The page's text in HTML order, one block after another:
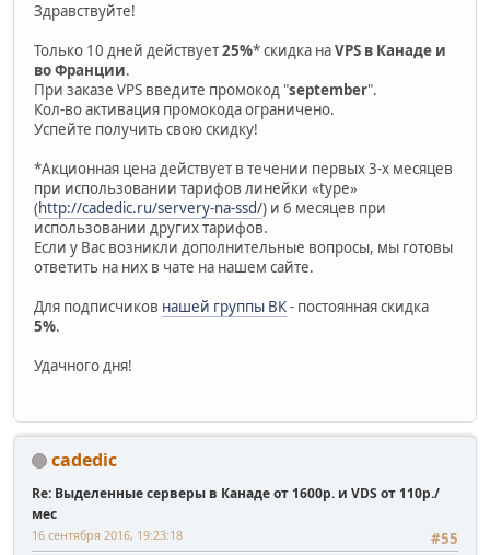
Здравствуйте!
Только 10 дней действует25%* скидка наVPS в Канаде и
во Франции.
При заказе VPS введите промокод "september".
Кол-во активация промокода ограничено.
Успейте получить свою скидку!
*Акционная цена действует в течении первых 3-х месяцев
при использовании тарифов линейки «type»
(http://cadedic.ru/servery-na-ssd/) и 6 месяцев при
использовании других тарифов.
Если у Вас возникли дополнительные вопросы, мы готовы
ответить на них в чате на нашем сайте.
Для подписчиков нашей группы ВК- постоянная скидка
5%.
Удачного дня!
cadedic
Re: Выделенные серверы в Канаде от 1600р. и VDS от 110р./
мес
#55
16 сентября 2016, 19:23:18